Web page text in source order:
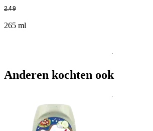
2.49
265 ml
Anderen kochten ook